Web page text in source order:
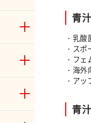
青
・乳
・ス
・フ
・海
・ア
青